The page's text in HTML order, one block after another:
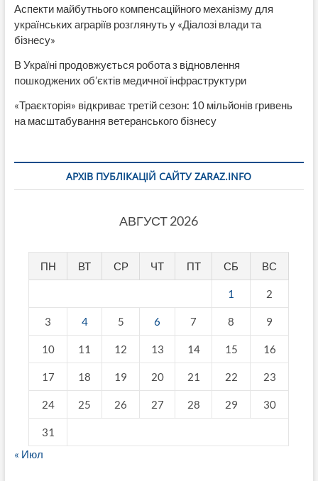
Аспекти майбутнього компенсаційного механізму для
українських аграріїв розглянуть у «Діалозі влади та
бізнесу»
В Україні продовжується робота з відновлення
пошкоджених об’єктів медичної інфраструктури
«Траєкторія» відкриває третій сезон: 10 мільйонів гривень
на масштабування ветеранського бізнесу
АРХІВ ПУБЛІКАЦІЙ САЙТУ ZARAZ.INFO
АВГУСТ 2026
ПН ВТ СР ЧТ ПТ СБ ВС
1 2
3 4 5 6 7 8 9
10 11 12 13 14 15 16
17 18 19 20 21 22 23
24 25 26 27 28 29 30
31
« Июл